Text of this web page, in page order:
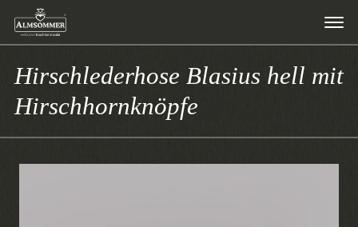
Hirschlederhose Blasius hell mit
Hirschhornknöpfe